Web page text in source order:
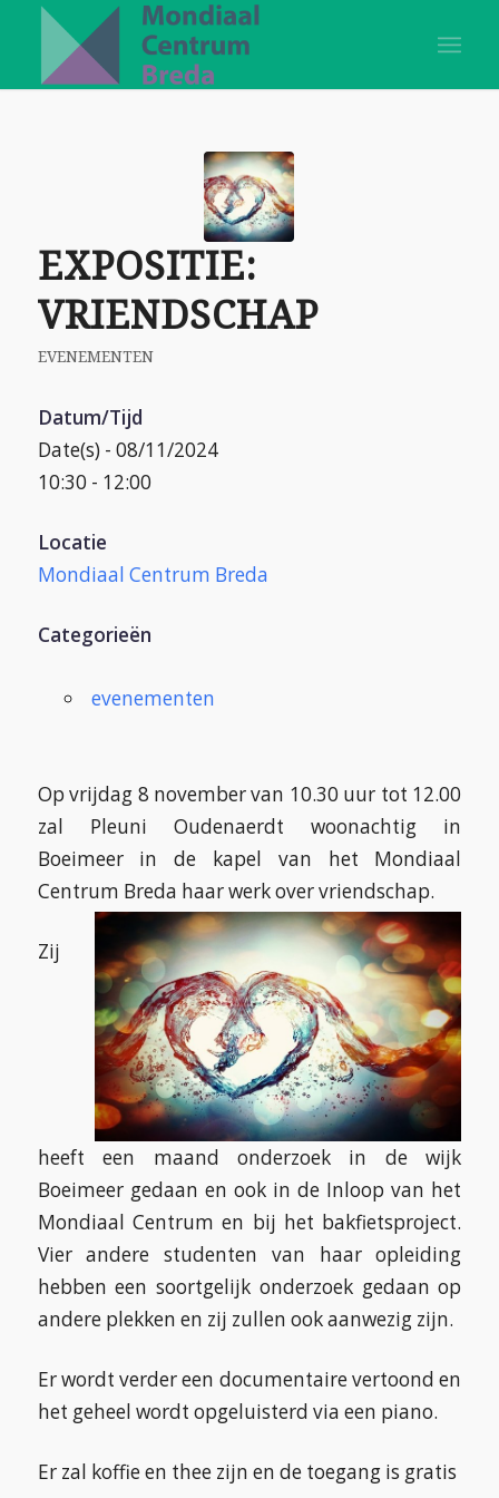
EXPOSITIE:
VRIENDSCHAP
EVENEMENTEN
Datum/Tijd
Date(s) - 08/11/2024
10:30 - 12:00
Locatie
Mondiaal Centrum Breda
Categorieën
evenementen
Op vrijdag 8 november van 10.30 uur tot 12.00
zal Pleuni Oudenaerdt woonachtig in
Boeimeer in de kapel van het Mondiaal
Centrum Breda haar werk over vriendschap.
Zij
heeft een maand onderzoek in de wijk
Boeimeer gedaan en ook in de Inloop van het
Mondiaal Centrum en bij het bakfietsproject.
Vier andere studenten van haar opleiding
hebben een soortgelijk onderzoek gedaan op
andere plekken en zij zullen ook aanwezig zijn.
Er wordt verder een documentaire vertoond en
het geheel wordt opgeluisterd via een piano.
Er zal koffie en thee zijn en de toegang is gratis